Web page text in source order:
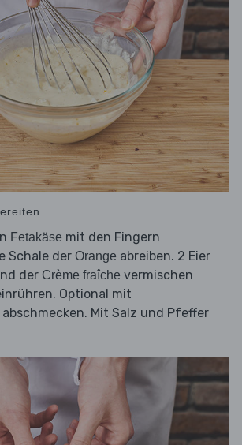
Fetakäse mit den Fingern
Schale der Orange abreiben. 2 Eier
der Crème fraîche vermischen
Optional mit
abschmecken. Mit Salz und Pfeffer